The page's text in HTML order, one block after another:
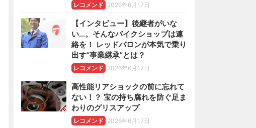
レコメンド 2026年6月17日
【インタビュー】後継者がいな
い…。そんなバイクショップは連
絡を！ レッドバロンが本気で乗り
出す“事業継承”とは？
レコメンド 2026年6月17日
高性能リアショックの前に忘れて
ない！？ 宝の持ち腐れを防ぐ足ま
わりのグリスアップ
レコメンド 2026年6月17日